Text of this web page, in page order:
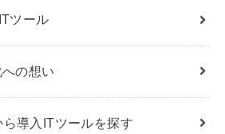
ツール
の想い
導入ITツールを探す